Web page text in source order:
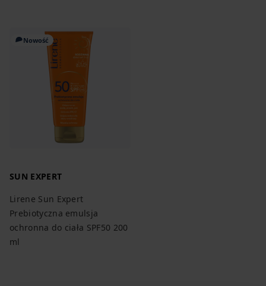
Nowość
SUN EXPERT
Lirene Sun Expert
Prebiotyczna emulsja
ochronna do ciała SPF50 200
ml